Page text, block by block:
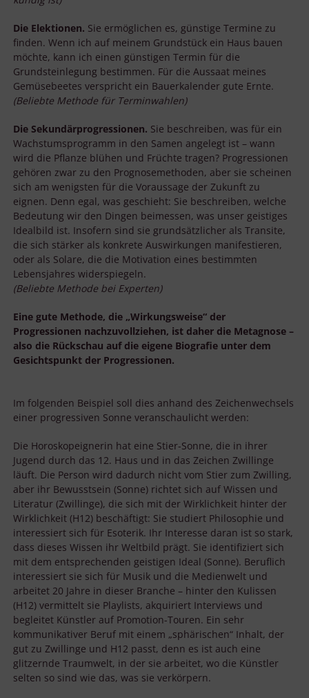
Die Elektionen. Sie ermöglichen es, günstige Termine zu
finden. Wenn ich auf meinem Grundstück ein Haus bauen
möchte, kann ich einen günstigen Termin für die
Grundsteinlegung bestimmen. Für die Aussaat meines
Gemüsebeetes verspricht ein Bauerkalender gute Ernte.
(Beliebte Methode für Terminwahlen)
Die Sekundärprogressionen. Sie beschreiben, was für ein
Wachstumsprogramm in den Samen angelegt ist – wann
wird die Pflanze blühen und Früchte tragen? Progressionen
gehören zwar zu den Prognosemethoden, aber sie scheinen
sich am wenigsten für die Voraussage der Zukunft zu
eignen. Denn egal, was geschieht: Sie beschreiben, welche
Bedeutung wir den Dingen beimessen, was unser geistiges
Idealbild ist. Insofern sind sie grundsätzlicher als Transite,
die sich stärker als konkrete Auswirkungen manifestieren,
oder als Solare, die die Motivation eines bestimmten
Lebensjahres widerspiegeln.
(Beliebte Methode bei Experten)
Eine gute Methode, die „Wirkungsweise“ der
Progressionen nachzuvollziehen, ist daher die Metagnose –
also die Rückschau auf die eigene Biografie unter dem
Gesichtspunkt der Progressionen.
Im folgenden Beispiel soll dies anhand des Zeichenwechsels
einer progressiven Sonne veranschaulicht werden:
Die Horoskopeignerin hat eine Stier-Sonne, die in ihrer
Jugend durch das 12. Haus und in das Zeichen Zwillinge
läuft. Die Person wird dadurch nicht vom Stier zum Zwilling,
aber ihr Bewusstsein (Sonne) richtet sich auf Wissen und
Literatur (Zwillinge), die sich mit der Wirklichkeit hinter der
Wirklichkeit (H12) beschäftigt: Sie studiert Philosophie und
interessiert sich für Esoterik. Ihr Interesse daran ist so stark,
dass dieses Wissen ihr Weltbild prägt. Sie identifiziert sich
mit dem entsprechenden geistigen Ideal (Sonne). Beruflich
interessiert sie sich für Musik und die Medienwelt und
arbeitet 20 Jahre in dieser Branche – hinter den Kulissen
(H12) vermittelt sie Playlists, akquiriert Interviews und
begleitet Künstler auf Promotion-Touren. Ein sehr
kommunikativer Beruf mit einem „sphärischen“ Inhalt, der
gut zu Zwillinge und H12 passt, denn es ist auch eine
glitzernde Traumwelt, in der sie arbeitet, wo die Künstler
selten so sind wie das, was sie verkörpern.